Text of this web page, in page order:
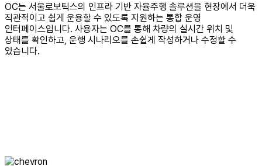
OC는 서울로보틱스의 인프라 기반 자율주행 솔루션을 현장에서 더욱
직관적이고 쉽게 운용할 수 있도록 지원하는 통합 운영
인터페이스입니다. 사용자는 OC를 통해 차량의 실시간 위치 및
상태를 확인하고, 운행 시나리오를 손쉽게 작성하거나 수정할 수
있습니다.